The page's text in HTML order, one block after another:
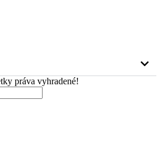
práva vyhradené!